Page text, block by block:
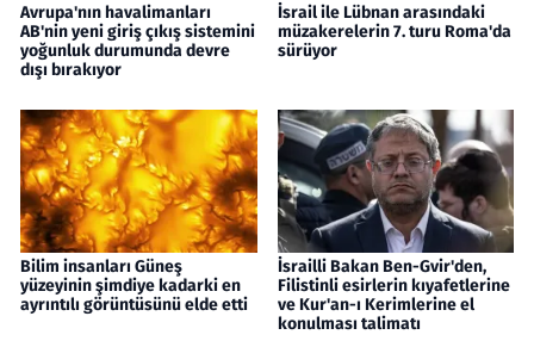
Avrupa'nın havalimanları
AB'nin yeni giriş çıkış sistemini
yoğunluk durumunda devre
dışı bırakıyor
İsrail ile Lübnan arasındaki
müzakerelerin 7. turu Roma'da
sürüyor
Bilim insanları Güneş
yüzeyinin şimdiye kadarki en
ayrıntılı görüntüsünü elde etti
İsrailli Bakan Ben-Gvir'den,
Filistinli esirlerin kıyafetlerine
ve Kur'an-ı Kerimlerine el
konulması talimatı